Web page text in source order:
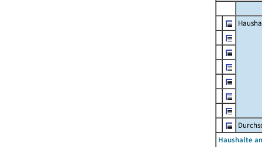
Haushalte